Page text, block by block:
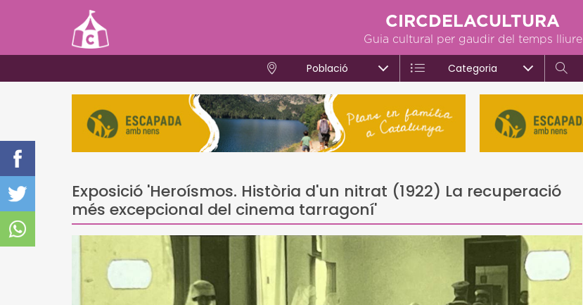
CIRCDELACULTURA
Guia cultural per gaudir del temps lliure
Població Categoria
Exposició 'Heroísmos. Història d'un nitrat (1922) La recuperació
més excepcional del cinema tarragoní'